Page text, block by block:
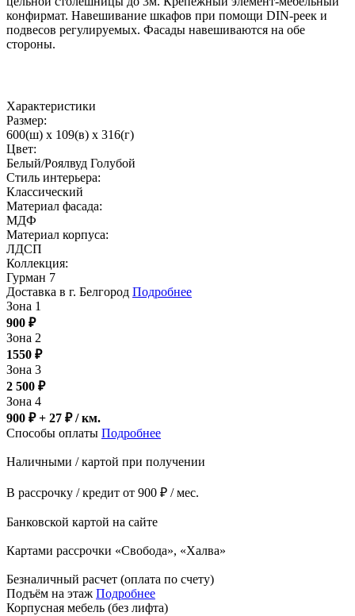
конфирмат. Навешивание шкафов при помощи DIN-реек и
подвесов регулируемых. Фасады навешиваются на обе
стороны.
Характеристики
Размер:
600(ш) x 109(в) x 316(г)
Цвет:
Белый/Роялвуд Голубой
Стиль интерьера:
Классический
Материал фасада:
МДФ
Материал корпуса:
ЛДСП
Коллекция:
Гурман 7
Доставка в г. Белгород Подробнее
Зона 1
900 ₽
Зона 2
1550 ₽
Зона 3
2 500 ₽
Зона 4
900 ₽ + 27 ₽/ км.
Способы оплаты Подробнее
Наличными / картой при получении
В рассрочку / кредит от 900 ₽ / мес.
Банковской картой на сайте
Картами рассрочки «Свобода», «Халва»
Безналичный расчет (оплата по счету)
Подъём на этаж Подробнее
Корпусная мебель (без лифта)